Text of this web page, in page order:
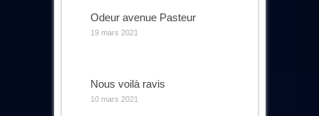
Odeur avenue Pasteur
19 mars 2021
Nous voilà ravis
10 mars 2021